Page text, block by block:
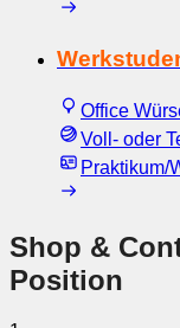
Office
Voll- oder
Praktikum/
Shop &
Position